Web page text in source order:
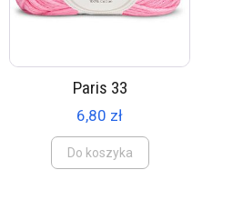
Paris 33
6,80 zł
Do koszyka